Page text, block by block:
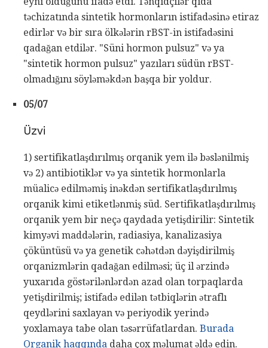
təchizatında sintetik hormonların istifadəsinə etiraz
edirlər və bir sıra ölkələrin rBST-in istifadəsini
qadağan etdilər. "Süni hormon pulsuz" və ya
"sintetik hormon pulsuz" yazıları südün rBST-
olmadığını söyləməkdən başqa bir yoldur.
05/07
Üzvi
1) sertifikatlaşdırılmış orqanik yem ilə bəslənilmiş
və 2) antibiotiklər və ya sintetik hormonlarla
müalicə edilməmiş inəkdən sertifikatlaşdırılmış
orqanik kimi etiketlənmiş süd. Sertifikatlaşdırılmış
orqanik yem bir neçə qaydada yetişdirilir: Sintetik
kimyəvi maddələrin, radiasiya, kanalizasiya
çöküntüsü və ya genetik cəhətdən dəyişdirilmiş
orqanizmlərin qadağan edilməsi; üç il ərzində
yuxarıda göstərilənlərdən azad olan torpaqlarda
yetişdirilmiş; istifadə edilən tətbiqlərin ətraflı
qeydlərini saxlayan və periyodik yerində
yoxlamaya tabe olan təsərrüfatlardan. Burada
Organik haqqında daha çox məlumat əldə edin.